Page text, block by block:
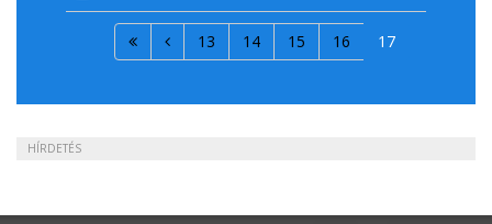
13 14 15 16 17
HÍRDETÉS